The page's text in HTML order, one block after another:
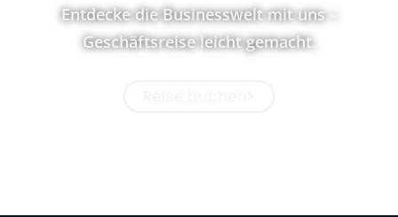
Entdecke die Businesswelt mit uns –
Geschäftsreise leicht gemacht.